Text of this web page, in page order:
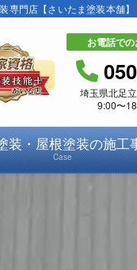
門店【さいたま塗装本舗】
装・屋根塗装の施工
Case
お電話で
埼玉県北足
9:00〜